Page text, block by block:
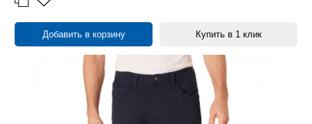
Добавить в корзину Купить в 1 клик